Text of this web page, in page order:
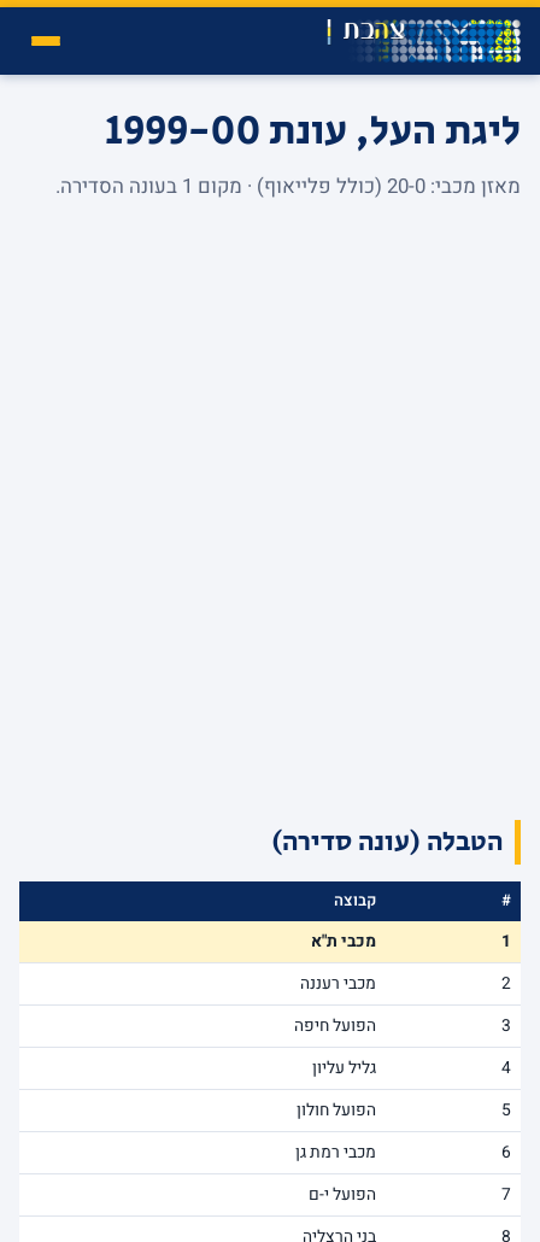
ליגת העל, עונת 1999-00
מאזן מכבי: 20-0 (כולל פלייאוף) · מקום 1 בעונה הסדירה.
הטבלה (עונה סדירה)
#
קבוצה
1
מכבי ת"א
2
מכבי רעננה
3
הפועל חיפה
4
גליל עליון
5
הפועל חולון
6
מכבי רמת גן
7
הפועל י-ם
8
בני הרצליה